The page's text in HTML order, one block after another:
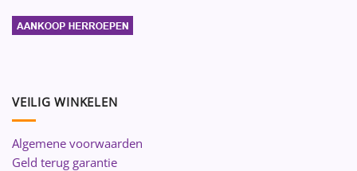
VEILIG WINKELEN
Algemene voorwaarden
Geld terug garantie